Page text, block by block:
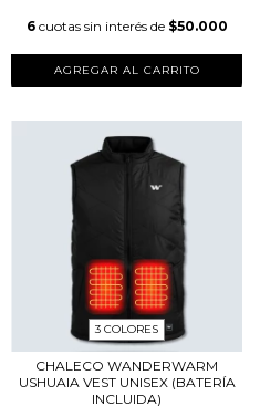
6 cuotas sin interés de $50.000
AGREGAR AL CARRITO
3 COLORES
CHALECO WANDERWARM
USHUAIA VEST UNISEX (BATERÍA
INCLUIDA)